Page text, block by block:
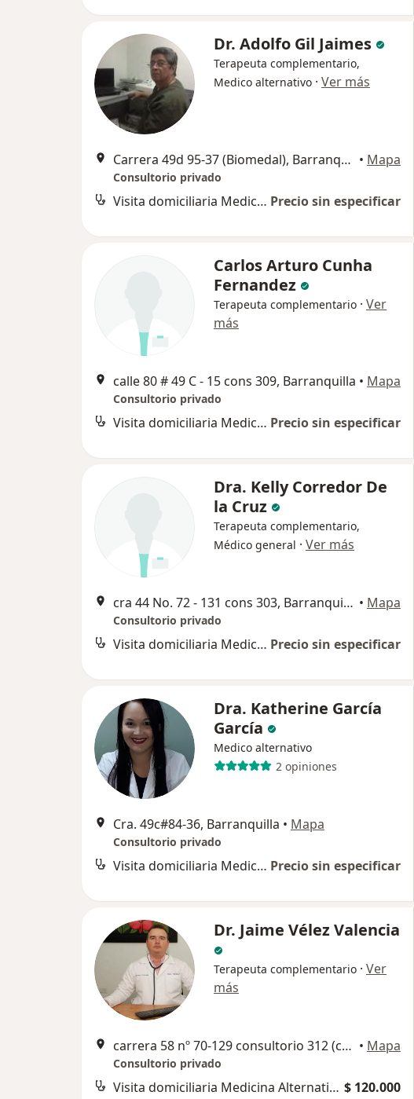
Dr. Adolfo Gil Jaimes
Terapeuta complementario,
Medico alternativo · Ver más
Carrera 49d 95-37 (Biomedal), Barranquilla • Mapa
Consultorio privado
Visita domiciliaria Medicina Alternativa Precio sin especificar
Carlos Arturo Cunha
Fernandez
Terapeuta complementario · Ver
más
calle 80 # 49 C - 15 cons 309, Barranquilla • Mapa
Consultorio privado
Visita domiciliaria Medicina Alternativa Precio sin especificar
Dra. Kelly Corredor De
la Cruz
Terapeuta complementario,
Médico general · Ver más
cra 44 No. 72 - 131 cons 303, Barranquilla • Mapa
Consultorio privado
Visita domiciliaria Medicina Alternativa Precio sin especificar
Dra. Katherine García
García
Medico alternativo
2 opiniones
Cra. 49c#84-36, Barranquilla • Mapa
Consultorio privado
Visita domiciliaria Medicina Alternativa Precio sin especificar
Dr. Jaime Vélez Valencia
Terapeuta complementario · Ver
más
carrera 58 nº 70-129 consultorio 312 (centro médico Chicago), Barranquilla • Mapa
Consultorio privado
Visita domiciliaria Medicina Alternativa $ 120.000